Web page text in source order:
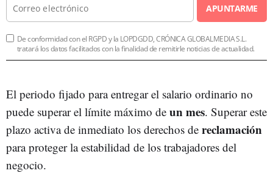
APUNTARME
De conformidad con el RGPD y la LOPDGDD, CRÓNICA GLOBALMEDIA S.L.
tratará los datos facilitados con la finalidad de remitirle noticias de actualidad.
El periodo fijado para entregar el salario ordinario no
puede superar el límite máximo de un mes. Superar este
plazo activa de inmediato los derechos de reclamación
para proteger la estabilidad de los trabajadores del
negocio.